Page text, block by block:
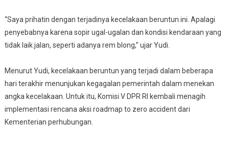
“Saya prihatin dengan terjadinya kecelakaan beruntun ini. Apalagi
penyebabnya karena sopir ugal-ugalan dan kondisi kendaraan yang
tidak laik jalan, seperti adanya rem blong,” ujar Yudi.
Menurut Yudi, kecelakaan beruntun yang terjadi dalam beberapa
hari terakhir menunjukan kegagalan pemerintah dalam menekan
angka kecelakaan. Untuk itu, Komisi V DPR RI kembali menagih
implementasi rencana aksi roadmap to zero accident dari
Kementerian perhubungan.